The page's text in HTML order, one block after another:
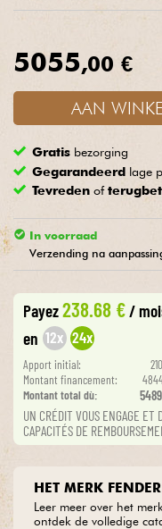
Live Sound
Licht
Drums &
Blaasinstrument
Viool & Quatuor
Kinderen
Kabels &
HiFi
Sets
5055,00 €
AAN
Gratis bezorging
Gegarandeerd lage
Tevreden of
In voorraad
Verzending na
Payez238.68 €/
en 12x 24x
Apport initial:
Montant financement:
Montant total dù:
UN CRÉDIT VOUS ENGAGE ET
CAPACITÉS DE
HET MERK FENDER
Leer meer over het
ontdek de volledige